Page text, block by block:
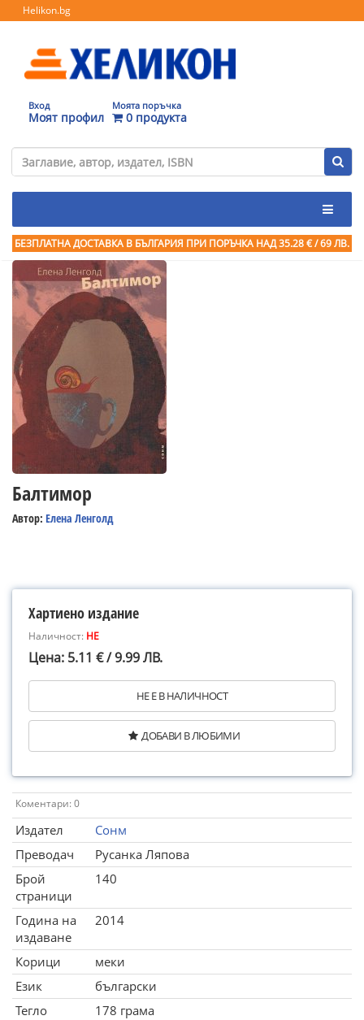
Helikon.bg
Вход
Моят профил
Моята поръчка
0 продукта
БЕЗПЛАТНА ДОСТАВКА В БЪЛГАРИЯ ПРИ ПОРЪЧКА НАД 35.28 € / 69 ЛВ.
Балтимор
Автор: Елена Ленголд
Хартиено издание
Наличност: НЕ
Цена: 5.11 € / 9.99 ЛВ.
НЕ Е В НАЛИЧНОСТ
ДОБАВИ В ЛЮБИМИ
Коментари: 0
Издател
Сонм
Преводач
Русанка Ляпова
Брой
страници
140
Година на
издаване
2014
Корици
меки
Език
български
Тегло
178 грама